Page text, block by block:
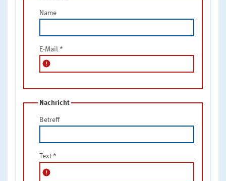
Name
E-Mail *
error
Nachricht
Betreff
Text *
error